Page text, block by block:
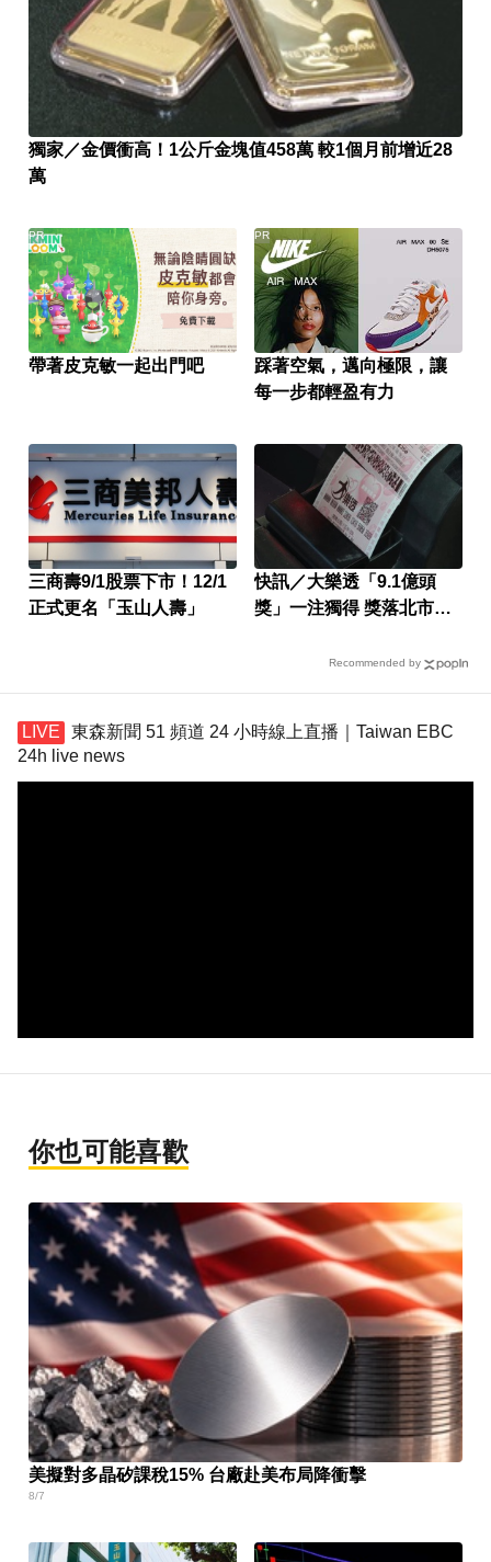
獨家／金價衝高！1公斤金塊值458萬 較1個月前增近28
萬
帶著皮克敏一起出門吧
PR
踩著空氣，邁向極限，讓
每一步都輕盈有力
PR
三商壽9/1股票下市！12/1
正式更名「玉山人壽」
快訊／大樂透「9.1億頭
獎」一注獨得 獎落北市松
Recommended by
東森新聞 51 頻道 24 小時線上直播｜Taiwan EBC
24h live news
你也可能喜歡
美擬對多晶矽課稅15% 台廠赴美布局降衝擊
8/7